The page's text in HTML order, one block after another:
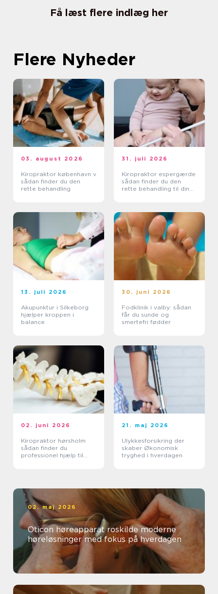
Få læst flere indlæg her
Flere Nyheder
03. august 2026
Kiropraktor københavn v
sådan finder du den
rette behandling
31. juli 2026
Kiropraktor espergærde
sådan finder du den
rette behandling til dine
13. juli 2026
Akupunktur i Silkeborg
hjælper kroppen i
balance
30. juni 2026
Fodklinik i valby: sådan
får du sunde og
smertefri fødder
02. juni 2026
Kiropraktor hørsholm
sådan finder du
professionel hjælp til
21. maj 2026
Ulykkesforsikring der
skaber Økonomisk
tryghed i hverdagen
02. maj 2026
Oticon høreapparat roskilde moderne
høreløsninger med fokus på hverdagen